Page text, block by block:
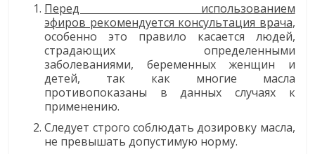
Перед использованием
эфиров рекомендуется консультация врача,
особенно это правило касается людей,
страдающих определенными
заболеваниями, беременных женщин и
детей, так как многие масла
противопоказаны в данных случаях к
применению.
Следует строго соблюдать дозировку масла,
не превышать допустимую норму.